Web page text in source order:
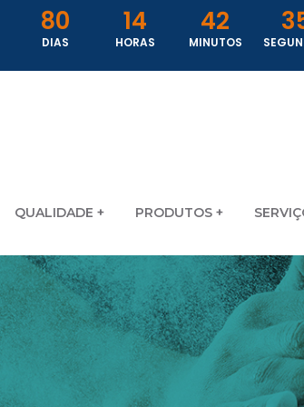
80
DIAS
14
HORAS
42
MINUTOS
QUALIDADE PRODUTOS